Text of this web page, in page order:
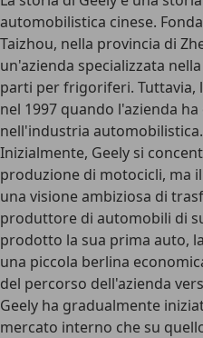
automobilistica cinese.
Taizhou, nella provincia di
un'azienda specializzata
parti per frigoriferi. Tuttavia,
nel 1997 quando l'azienda
nell'industria automobilistica.
Inizialmente, Geely si
produzione di motocicli, ma
una visione ambiziosa di
produttore di automobili di
prodotto la sua prima auto,
una piccola berlina
del percorso dell'azienda
Geely ha gradualmente
mercato interno che su